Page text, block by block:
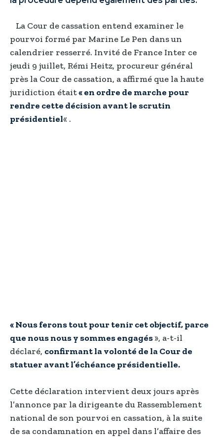
La Cour de cassation entend examiner le
pourvoi formé par Marine Le Pen dans un
calendrier resserré. Invité de France Inter ce
jeudi 9 juillet, Rémi Heitz, procureur général
près la Cour de cassation, a affirmé que la haute
juridiction était« en ordre de marche pour
rendre cette décision avant le scrutin
présidentiel« .
« Nous ferons tout pour tenir cet objectif, parce
que nous nous y sommes engagés», a-t-il
déclaré, confirmant la volonté de la Cour de
statuer avant l’échéance présidentielle.
Cette déclaration intervient deux jours après
l’annonce par la dirigeante du Rassemblement
national de son pourvoi en cassation, à la suite
de sa condamnation en appel dans l’affaire des